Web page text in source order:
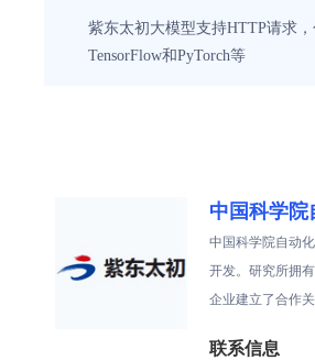
紫东太初大模型支持HTTP请求
TensorFlow和PyTorch等
中国科学院
中国科学院自动
开发。研究所拥
企业建立了合作
联系信息